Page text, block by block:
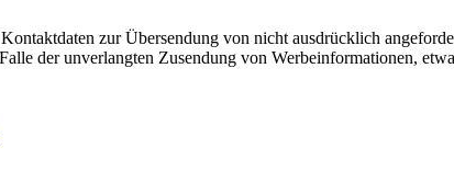
zur Übersendung von nicht ausdrücklich
der unverlangten Zusendung von Werbeinformationen,